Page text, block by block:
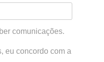
comunicações.
eu concordo com a